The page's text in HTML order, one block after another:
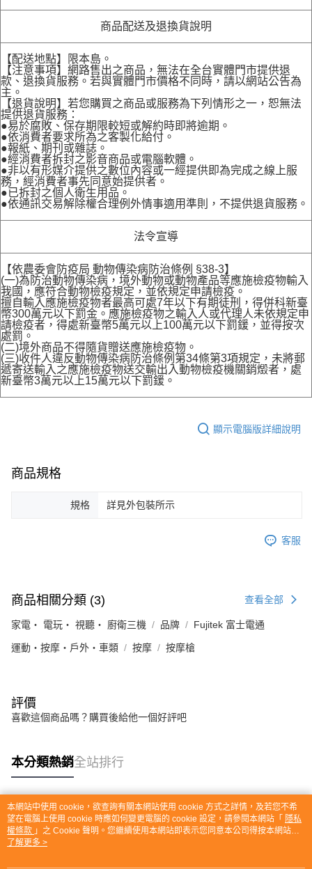
商品配送及退換貨說明
【配送地點】限本島。
【注意事項】網路售出之商品，無法在全台實體門市提供退
款、退換貨服務。若與實體門市價格不同時，請以網站公告為
主。
【退貨說明】若您購買之商品或服務為下列情形之一，恕無法
提供退貨服務：
●易於腐敗、保存期限較短或解約時即將逾期。
●依消費者要求所為之客製化給付。
●報紙、期刊或雜誌。
●經消費者拆封之影音商品或電腦軟體。
●非以有形媒介提供之數位內容或一經提供即為完成之線上服
務，經消費者事先同意始提供者。
●已拆封之個人衛生用品。
●依通訊交易解除權合理例外情事適用準則，不提供退貨服務。
法令宣導
【依農委會防疫局 動物傳染病防治條例 §38-3】
(一)為防治動物傳染病，境外動物或動物產品等應施檢疫物輸入
我國，應符合動物檢疫規定，並依規定申請檢疫。
擅自輸入應施檢疫物者最高可處7年以下有期徒刑，得併科新臺
幣300萬元以下罰金。應施檢疫物之輸入人或代理人未依規定申
請檢疫者，得處新臺幣5萬元以上100萬元以下罰鍰，並得按次
處罰。
(二)境外商品不得隨貨贈送應施檢疫物。
(三)收件人違反動物傳染病防治條例第34條第3項規定，未將郵
遞寄送輸入之應施檢疫物送交輸出入動物檢疫機關銷燬者，處
新臺幣3萬元以上15萬元以下罰鍰。
顯示電腦版詳細說明
商品規格
規格 詳見外包裝所示
客服
商品相關分類 (3) 查看全部
家電・ 電玩・ 視聽・ 廚衛三機 品牌 Fujitek 富士電通
運動・按摩・戶外・車類 按摩 按摩槍
評價
喜歡這個商品嗎？購買後給他一個好評吧
本分類熱銷全站排行
熱門標籤
本網站中使用 cookie，欲查詢有關本網站使用 cookie 方式之詳情，及若您不希
望在電腦上使用 cookie 時應如何變更電腦的 cookie 設定，請參閱本網站「 隱私
權條款 」之 Cookie 聲明。您繼續使用本網站即表示您同意本公司得按本網站使
用條款之 Cookie 聲明使用 cookie。
了解更多 >